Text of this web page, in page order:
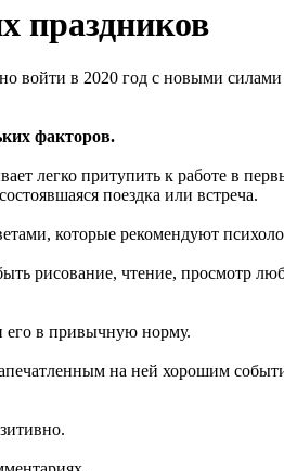
праздников
войти в 2020 год с новыми
факторов.
легко притупить к работе в
поездка или встреча.
которые рекомендуют
рисование, чтение, просмотр
его в привычную норму.
на ней хорошим